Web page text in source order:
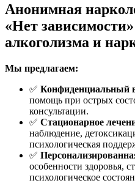
Анонимная
«Нет
алкоголизма и
Мы предлагаем:
✅ Конфиденциальный
помощь при острых
консультации.
✅ Стационарное
наблюдение,
психологическая
✅
особенности здоровья,
психологическое